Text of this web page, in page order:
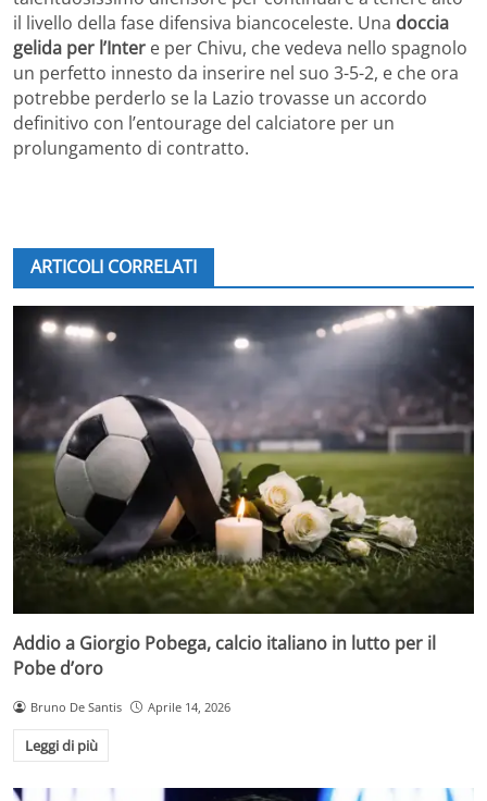
il livello della fase difensiva biancoceleste. Una doccia
gelida per l’Inter e per Chivu, che vedeva nello spagnolo
un perfetto innesto da inserire nel suo 3-5-2, e che ora
potrebbe perderlo se la Lazio trovasse un accordo
definitivo con l’entourage del calciatore per un
prolungamento di contratto.
ARTICOLI CORRELATI
Addio a Giorgio Pobega, calcio italiano in lutto per il
Pobe d’oro
Bruno De Santis Aprile 14, 2026
Leggi di più